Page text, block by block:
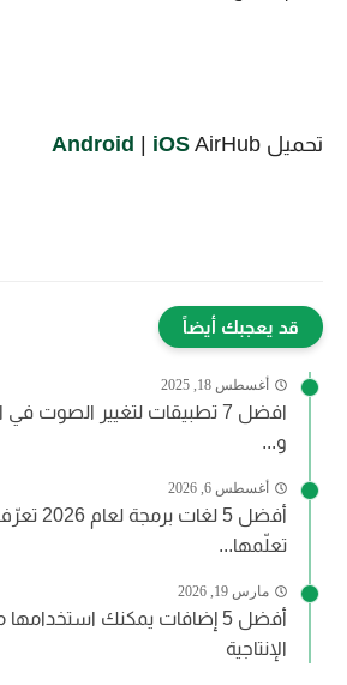
تحميل Android iOS AirHub
قد يعجبك أيضاً
أغسطس 18, 2025
افضل 7 تطبيقات لتغيير الصوت
و...
أغسطس 6, 2026
أفضل 5 لغات
تعلّمها...
مارس 19, 2026
الإنتاجية